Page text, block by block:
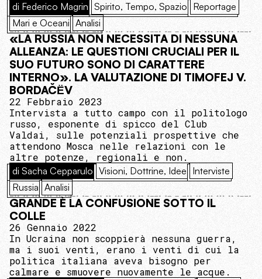
di Federico Magrin Spirito, Tempo, Spazio Reportage
Mari e Oceani Analisi
«LA RUSSIA NON NECESSITA DI NESSUNA
ALLEANZA: LE QUESTIONI CRUCIALI PER IL
SUO FUTURO SONO DI CARATTERE
INTERNO». LA VALUTAZIONE DI TIMOFEJ V.
BORDAČЁV
22 Febbraio 2023
Intervista a tutto campo con il politologo
russo, esponente di spicco del Club
Valdai, sulle potenziali prospettive che
attendono Mosca nelle relazioni con le
altre potenze, regionali e non.
di Sacha Cepparulo Visioni, Dottrine, Idee Interviste
Russia Analisi
GRANDE È LA CONFUSIONE SOTTO IL
COLLE
26 Gennaio 2022
In Ucraina non scoppierà nessuna guerra,
ma i suoi venti, erano i venti di cui la
politica italiana aveva bisogno per
calmare e smuovere nuovamente le acque.